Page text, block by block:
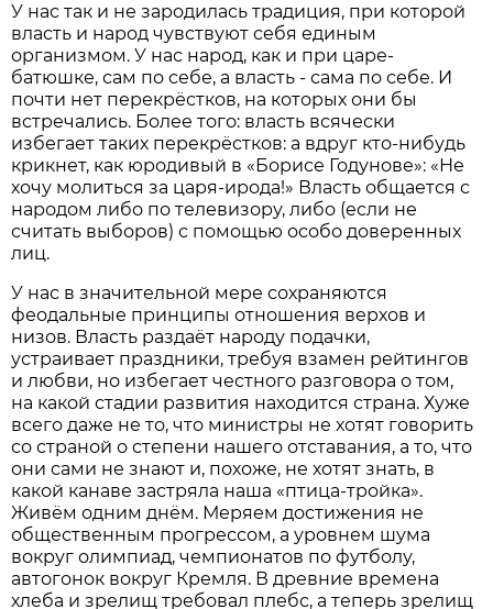
У нас так и не зародилась традиция, при которой
власть и народ чувствуют себя единым
организмом. У нас народ, как и при царе-
батюшке, сам по себе, а власть - сама по себе. И
почти нет перекрёстков, на которых они бы
встречались. Более того: власть всячески
избегает таких перекрёстков: а вдруг кто-нибудь
крикнет, как юродивый в «Борисе Годунове»: «Не
хочу молиться за царя-ирода!» Власть общается с
народом либо по телевизору, либо (если не
считать выборов) с помощью особо доверенных
лиц.
У нас в значительной мере сохраняются
феодальные принципы отношения верхов и
низов. Власть раздаёт народу подачки,
устраивает праздники, требуя взамен рейтингов
и любви, но избегает честного разговора о том,
на какой стадии развития находится страна. Хуже
всего даже не то, что министры не хотят говорить
со страной о степени нашего отставания, а то, что
они сами не знают и, похоже, не хотят знать, в
какой канаве застряла наша «птица-тройка».
Живём одним днём. Меряем достижения не
общественным прогрессом, а уровнем шума
вокруг олимпиад, чемпионатов по футболу,
автогонок вокруг Кремля. В древние времена
хлеба и зрелищ требовал плебс, а теперь зрелищ